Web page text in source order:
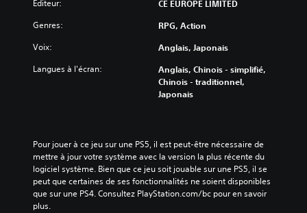
Éditeur: CE EUROPE LIMITED
Genres: RPG, Action
Voix: Anglais, Japonais
Langues à l'écran:
Anglais, Chinois - simplifié,
Chinois - traditionnel,
Japonais
Pour jouer à ce jeu sur une PS5, il est peut-être nécessaire de
mettre à jour votre système avec la version la plus récente du
logiciel système. Bien que ce jeu soit jouable sur une PS5, il se
peut que certaines de ses fonctionnalités ne soient disponibles
que sur une PS4. Consultez PlayStation.com/bc pour en savoir
plus.